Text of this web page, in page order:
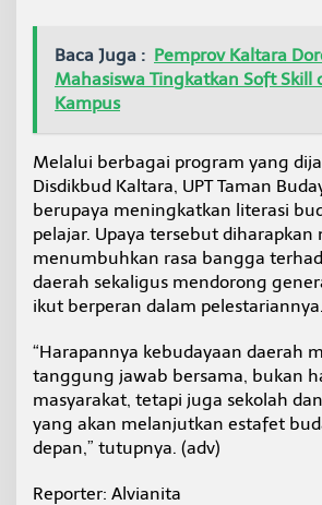
Baca Juga : Pemprov Kaltara
Mahasiswa Tingkatkan Soft Skill
Kampus
Melalui berbagai program yang
Disdikbud Kaltara, UPT Taman
berupaya meningkatkan literasi
pelajar. Upaya tersebut diharapkan
menumbuhkan rasa bangga
daerah sekaligus mendorong
ikut berperan dalam pelestariannya.
“Harapannya kebudayaan daerah
tanggung jawab bersama, bukan
masyarakat, tetapi juga sekolah
yang akan melanjutkan estafet
depan,” tutupnya. (adv)
Reporter: Alvianita